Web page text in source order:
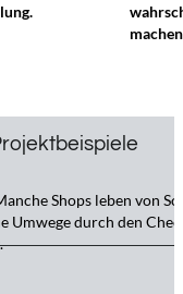
Shops leben von
Umwege durch den